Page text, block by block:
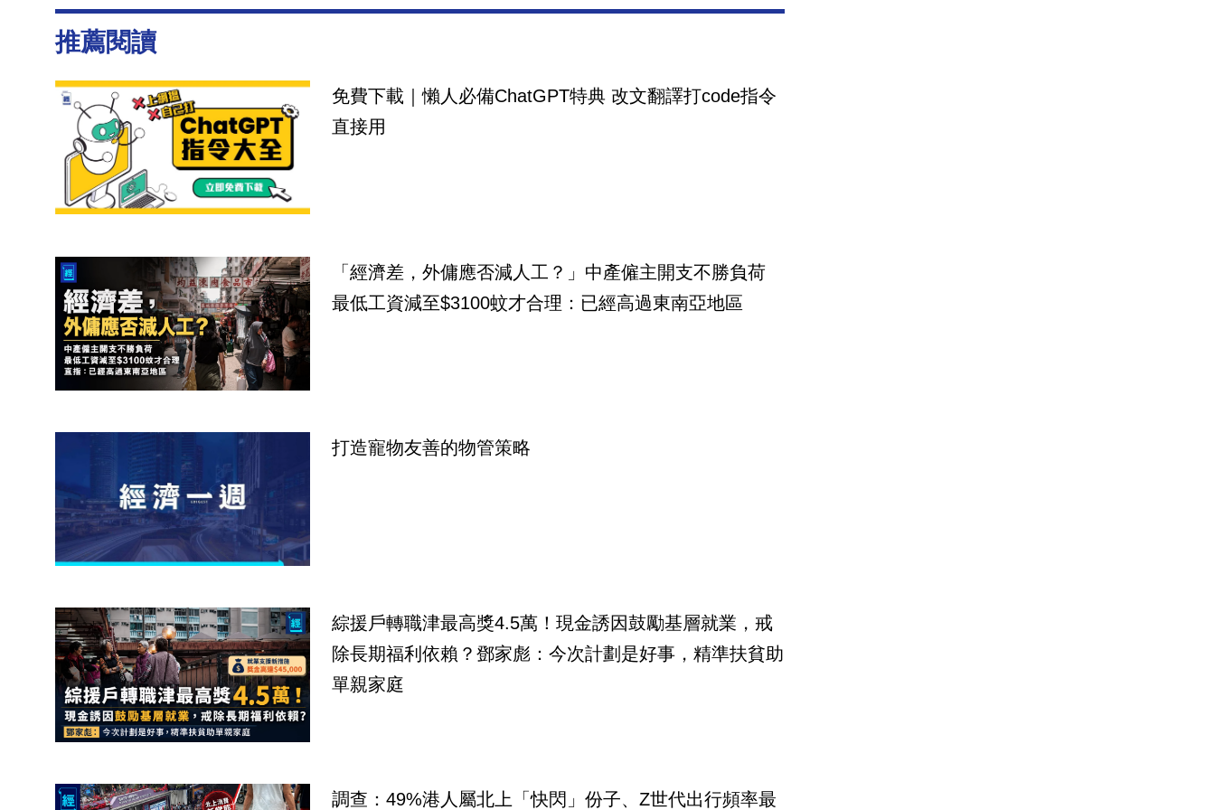
推薦閱讀
免費下載｜懶人必備ChatGPT特典 改文翻譯打code指令
直接用
「經濟差，外傭應否減人工？」中產僱主開支不勝負荷
最低工資減至$3100蚊才合理：已經高過東南亞地區
打造寵物友善的物管策略
綜援戶轉職津最高獎4.5萬！現金誘因鼓勵基層就業，戒
除長期福利依賴？鄧家彪：今次計劃是好事，精準扶貧助
單親家庭
調查：49%港人屬北上「快閃」份子、Z世代出行頻率最